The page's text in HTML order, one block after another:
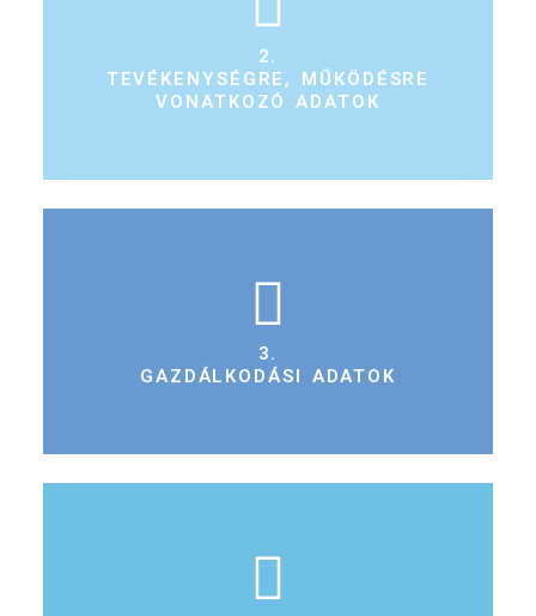
2.
TEVÉKENYSÉGRE, MŰKÖDÉSRE
VONATKOZÓ ADATOK
3.
GAZDÁLKODÁSI ADATOK